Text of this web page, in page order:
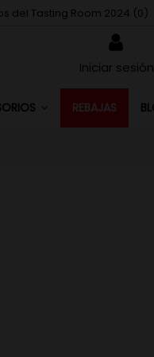
del Tasting Room 2024 (0)
Iniciar sesión
REBAJAS